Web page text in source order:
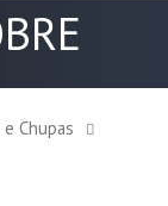
Chupas